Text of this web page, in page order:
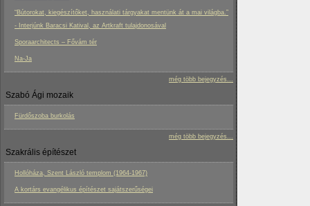
“Bútorokat, kiegészítőket, használati tárgyakat mentünk át a mai világba.”
- Interjúnk Baracsi Katival, az Artkraft tulajdonosával
Sporaarchitects – Fővám tér
Na-Ja
még több bejegyzés...
Szabó Ági mozaik
Fürdőszoba burkolás
még több bejegyzés...
Szakrális építészet
Hollóháza, Szent László templom (1964-1967)
A kortárs evangélikus építészet sajátszerűségei